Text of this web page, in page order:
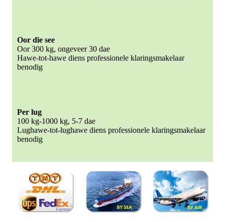
Oor die see
Oor 300 kg, ongeveer 30 dae
Hawe-tot-hawe diens professionele klaringsmakelaar
benodig
Per lug
100 kg-1000 kg, 5-7 dae
Lughawe-tot-lughawe diens professionele klaringsmakelaar
benodig